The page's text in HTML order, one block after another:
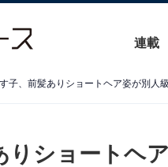
連載
子、前髪ありショートヘア姿が別人
ショートヘ